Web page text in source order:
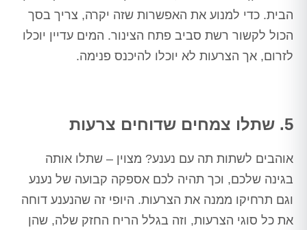
הבית. כדי למנוע את האפשרות שזה יקרה, צריך בסך
הכול לקשור רשת סביב פתח הצינור. המים עדיין יוכלו
לזרום, אך הצרעות לא יוכלו להיכנס פנימה.
5. שתלו צמחים שדוחים צרעות
אוהבים לשתות תה עם נענע? מצוין – שתלו אותה
בגינה שלכם, וכך תהיה לכם אספקה קבועה של נענע
וגם תרחיקו ממנה את הצרעות. היופי זה שהנענע דוחה
את כל סוגי הצרעות, וזה בגלל הריח החזק שלה, שהן